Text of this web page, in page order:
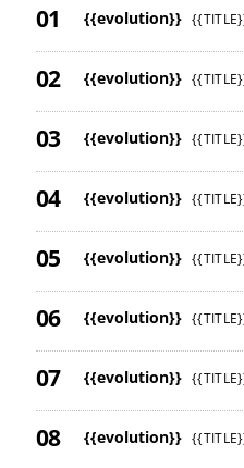
{{evolution}}
{{evolution}}
{{evolution}}
{{evolution}}
{{evolution}}
{{evolution}}
{{evolution}}
{{evolution}}